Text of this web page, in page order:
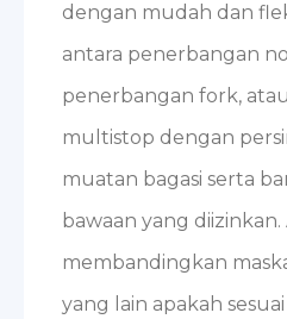
dengan mudah dan
antara penerbangan
penerbangan fork,
multistop dengan
muatan bagasi serta
bawaan yang diizinkan.
membandingkan
yang lain apakah